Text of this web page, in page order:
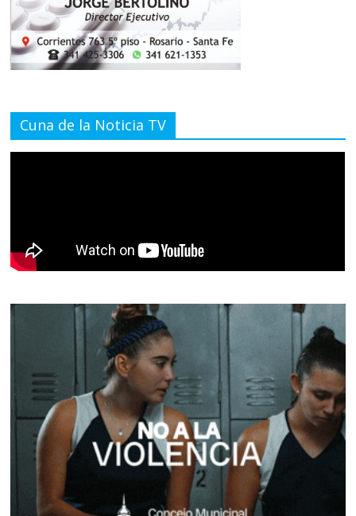
Cuna de la Noticia TV